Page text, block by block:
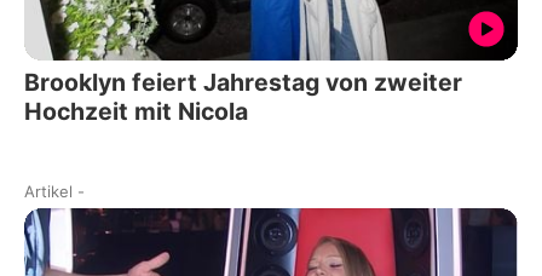
Brooklyn feiert Jahrestag von zweiter
Hochzeit mit Nicola
Artikel -